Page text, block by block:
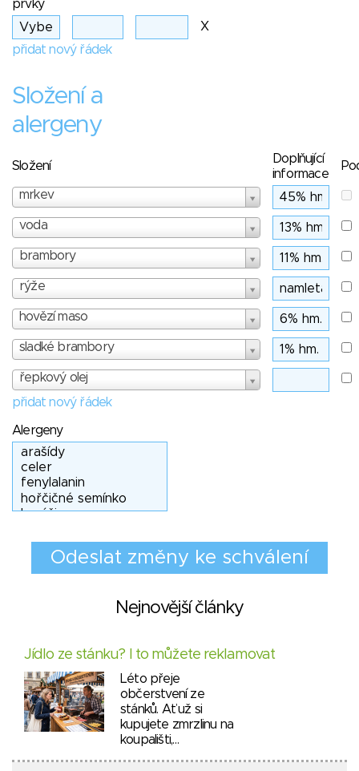
prvky
X
přidat nový řádek
Složení a
alergeny
Složení
Doplňující
informace
mrkev
voda
brambory
rýže
hovězí maso
sladké brambory
řepkový olej
přidat nový řádek
Alergeny
Nejnovější články
Jídlo ze stánku? I to můžete reklamovat
Léto přeje
občerstvení ze
stánků. Ať už si
kupujete zmrzlinu na
koupališti,…